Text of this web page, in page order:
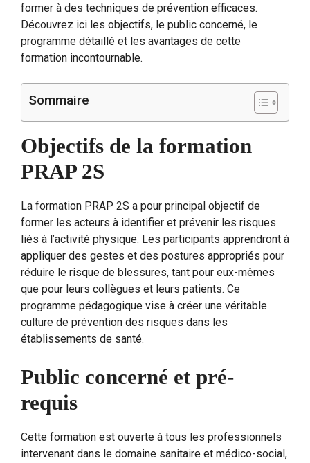
former à des techniques de prévention efficaces.
Découvrez ici les objectifs, le public concerné, le
programme détaillé et les avantages de cette
formation incontournable.
Sommaire
Objectifs de la formation
PRAP 2S
La formation PRAP 2S a pour principal objectif de
former les acteurs à identifier et prévenir les risques
liés à l’activité physique. Les participants apprendront à
appliquer des gestes et des postures appropriés pour
réduire le risque de blessures, tant pour eux-mêmes
que pour leurs collègues et leurs patients. Ce
programme pédagogique vise à créer une véritable
culture de prévention des risques dans les
établissements de santé.
Public concerné et pré-
requis
Cette formation est ouverte à tous les professionnels
intervenant dans le domaine sanitaire et médico-social,